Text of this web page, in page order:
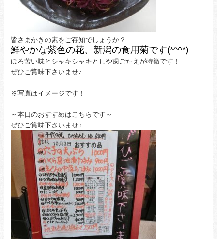
皆さまかきの素をご存知でしょうか？
鮮やかな紫色の花、新潟の食用菊です(*^^*)
ほろ苦い味とシャキシャキとしや歯ごたえが特徴です！
ぜひご賞味下さいませ♪
※写真はイメージです！
～本日のおすすめはこちらです～
ぜひご賞味下さいませ♪